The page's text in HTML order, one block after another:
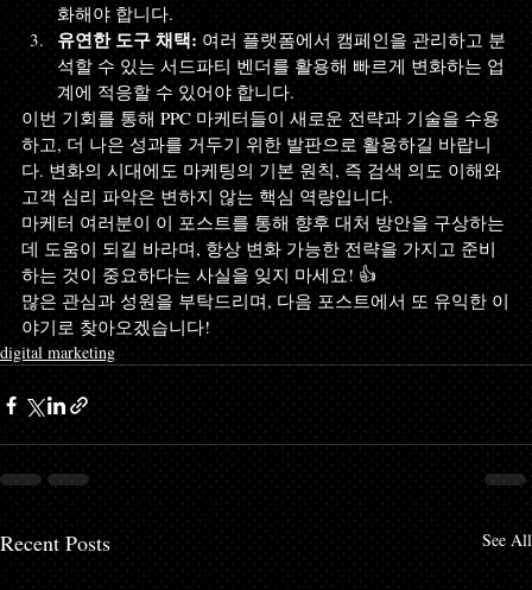
화해야 합니다.
유연한 도구 채택: 여러 플랫폼에서 캠페인을 관리하고 분
석할 수 있는 서드파티 벤더를 활용해 빠르게 변화하는 업
계에 적응할 수 있어야 합니다.
이번 기회를 통해 PPC 마케터들이 새로운 전략과 기술을 수용
하고, 더 나은 성과를 거두기 위한 발판으로 활용하길 바랍니
다. 변화의 시대에도 마케팅의 기본 원칙, 즉 검색 의도 이해와
고객 심리 파악은 변하지 않는 핵심 역량입니다.
마케터 여러분이 이 포스트를 통해 향후 대처 방안을 구상하는
데 도움이 되길 바라며, 항상 변화 가능한 전략을 가지고 준비
하는 것이 중요하다는 사실을 잊지 마세요! 👍
많은 관심과 성원을 부탁드리며, 다음 포스트에서 또 유익한 이
야기로 찾아오겠습니다!
digital marketing
Recent Posts See All